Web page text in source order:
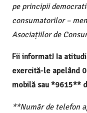
pe principii
consumatorilor –
Asociațiilor de
Fii informat! Ia
exercită-le apelând
mobilă sau *9615**
**Număr de telefon